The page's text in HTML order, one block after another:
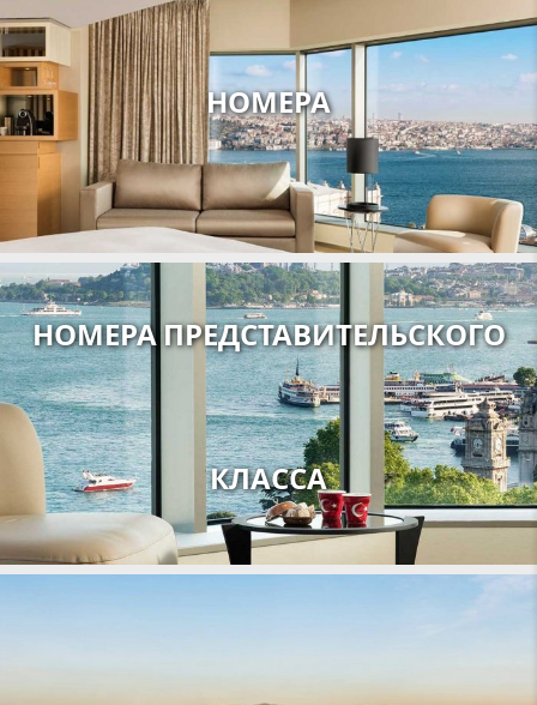
НОМЕРА
НОМЕРА ПРЕДСТАВИТЕЛЬСКОГО
КЛАССА